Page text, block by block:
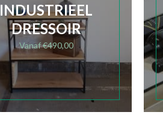
INDUSTRIEEL
DRESSOIR
Vanaf€490,00